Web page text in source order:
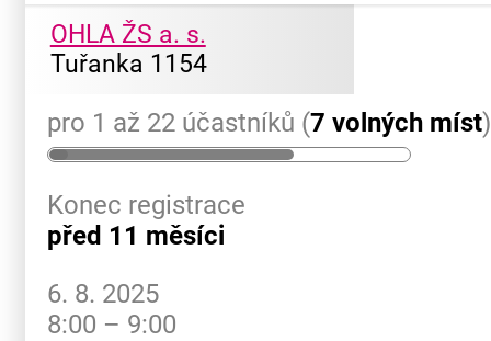
OHLA ŽS a. s.
Tuřanka 1154
pro 1 až 22 účastníků (7 volných míst)
Konec registrace
před 11 měsíci
6. 8. 2025
8:00 – 9:00